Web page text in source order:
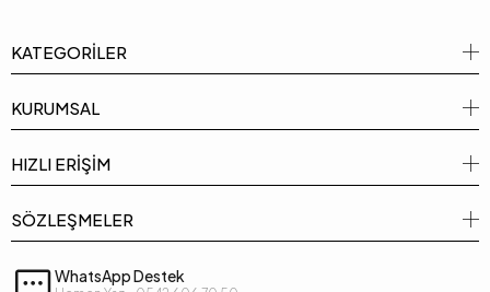
KATEGORİLER
KURUMSAL
HIZLI ERİŞİM
SÖZLEŞMELER
WhatsApp Destek